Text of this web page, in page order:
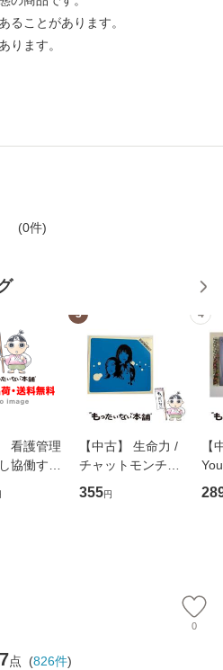
ことがあります。
ます。
(0件)
看護管理
協働する
看護マネ
スキル 改
3
【中古】 生命力 /
チャットモンチー /
キューンレコード
[CD]【メール便送
355円
4
【
のが
0
点 (826件)